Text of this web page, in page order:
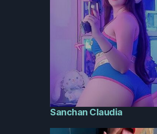
Sanchan Claudia